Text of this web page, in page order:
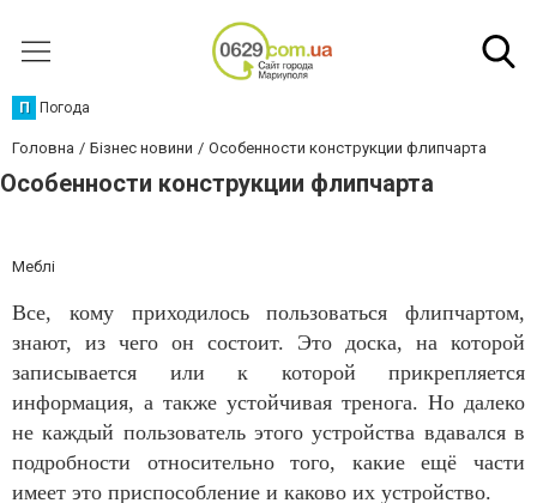
П Погода
Головна Бізнес новини Особенности конструкции флипчарта
Особенности конструкции флипчарта
Меблі
Все, кому приходилось пользоваться флипчартом,
знают, из чего он состоит. Это доска, на которой
записывается или к которой прикрепляется
информация, а также устойчивая тренога. Но далеко
не каждый пользователь этого устройства вдавался в
подробности относительно того, какие ещё части
имеет это приспособление и каково их устройство.